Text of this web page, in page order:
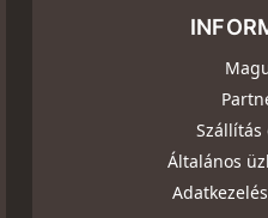
Szállítás
Általános